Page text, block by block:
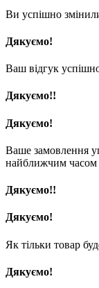
Ви успішно
Дякуємо!
Ваш відгук
Дякуємо!!
Дякуємо!
Ваше замовлення
найближчим часом
Дякуємо!!
Дякуємо!
Як тільки товар
Дякуємо!